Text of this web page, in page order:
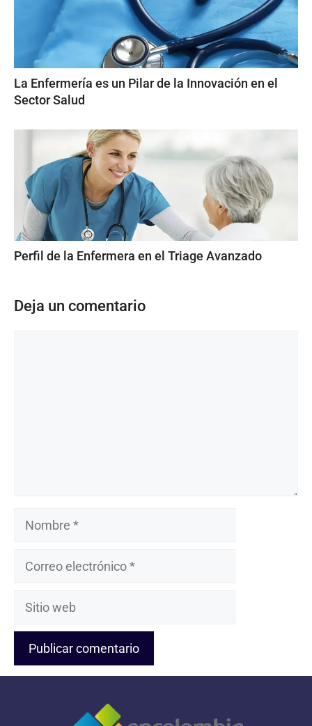
La Enfermería es un Pilar de la Innovación en el
Sector Salud
Perfil de la Enfermera en el Triage Avanzado
Deja un comentario
Nombre
Sitio